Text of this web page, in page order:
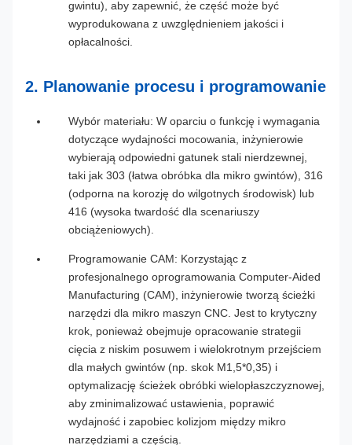
gwintu), aby zapewnić, że część może być
wyprodukowana z uwzględnieniem jakości i
opłacalności.
2. Planowanie procesu i programowanie
Wybór materiału: W oparciu o funkcję i wymagania
dotyczące wydajności mocowania, inżynierowie
wybierają odpowiedni gatunek stali nierdzewnej,
taki jak 303 (łatwa obróbka dla mikro gwintów), 316
(odporna na korozję do wilgotnych środowisk) lub
416 (wysoka twardość dla scenariuszy
obciążeniowych).
Programowanie CAM: Korzystając z
profesjonalnego oprogramowania Computer-Aided
Manufacturing (CAM), inżynierowie tworzą ścieżki
narzędzi dla mikro maszyn CNC. Jest to krytyczny
krok, ponieważ obejmuje opracowanie strategii
cięcia z niskim posuwem i wielokrotnym przejściem
dla małych gwintów (np. skok M1,5*0,35) i
optymalizację ścieżek obróbki wielopłaszczyznowej,
aby zminimalizować ustawienia, poprawić
wydajność i zapobiec kolizjom między mikro
narzędziami a częścią.